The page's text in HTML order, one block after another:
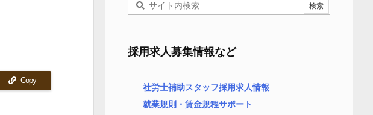
Copy
採用求人募集情報など
社労士補助スタッフ採用求人情報
就業規則・賃金規程サポート